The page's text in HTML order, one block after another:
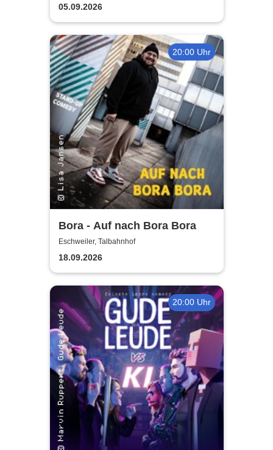
Benaissa Lamroubal, Abeku
u. a.
05.09.2026
20:00 Uhr
Bora - Auf nach Bora Bora
Eschweiler, Talbahnhof
18.09.2026
20:00 Uhr